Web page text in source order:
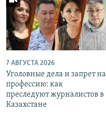
7 АВГУСТА 2026
Уголовные дела и запрет на
профессию: как
преследуют журналистов в
Казахстане